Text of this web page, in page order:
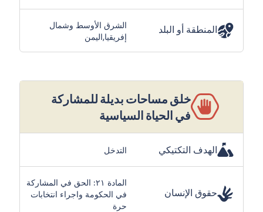
المنطقة أو البلد
الشرق الأوسط وشمال
إفريقيا,اليمن
خلق مساحات بديلة للمشاركة
في الحياة السياسية
الهدف التكتيكي التدخل
حقوق الإنسان
المادة ٢١: الحق في المشاركة
في الحكومة واجراء انتخابات
حرة